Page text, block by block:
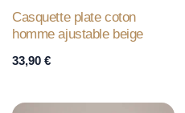
Casquette plate coton
homme ajustable beige
33,90 €